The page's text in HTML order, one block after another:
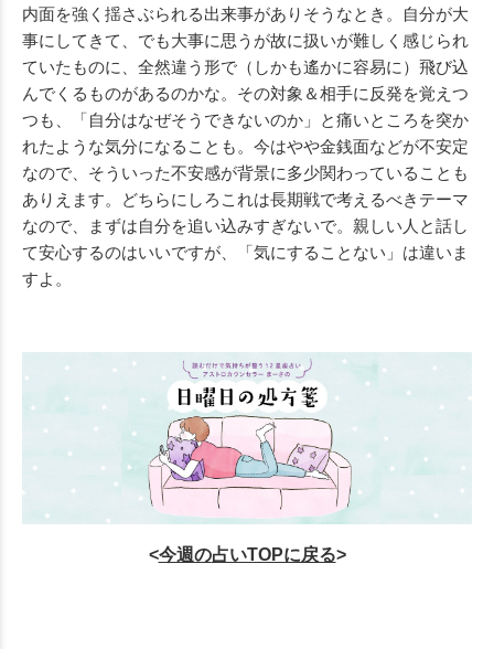
内面を強く揺さぶられる出来事がありそうなとき。自分が大
事にしてきて、でも大事に思うが故に扱いが難しく感じられ
ていたものに、全然違う形で（しかも遙かに容易に）飛び込
んでくるものがあるのかな。その対象＆相手に反発を覚えつ
つも、「自分はなぜそうできないのか」と痛いところを突か
れたような気分になることも。今はやや金銭面などが不安定
なので、そういった不安感が背景に多少関わっていることも
ありえます。どちらにしろこれは長期戦で考えるべきテーマ
なので、まずは自分を追い込みすぎないで。親しい人と話し
て安心するのはいいですが、「気にすることない」は違いま
すよ。
<今週の占いTOPに戻る>